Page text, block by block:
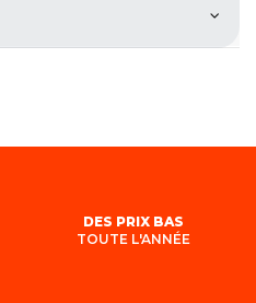
DES PRIX BAS
TOUTE L'ANNÉE